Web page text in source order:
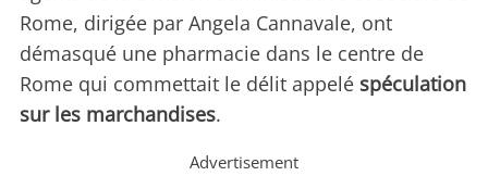
Rome, dirigée par Angela Cannavale, ont
démasqué une pharmacie dans le centre de
Rome qui commettait le délit appelé spéculation
sur les marchandises.
Advertisement